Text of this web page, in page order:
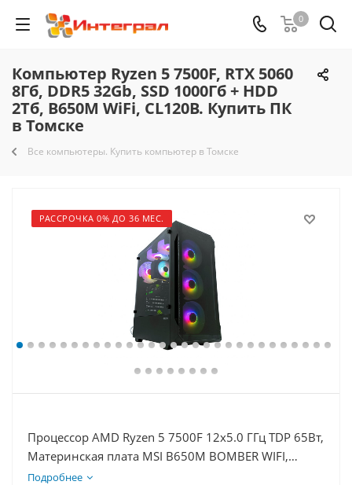
0
Компьютер Ryzen 5 7500F, RTX 5060
8Гб, DDR5 32Gb, SSD 1000Гб + HDD
2Тб, B650M WiFi, CL120B. Купить ПК
в Томске
Все компьютеры. Купить компьютер в Томске
РАССРОЧКА 0% ДО 36 МЕС.
Процессор AMD Ryzen 5 7500F 12x5.0 ГГц TDP 65Вт,
Материнская плата MSI B650M BOMBER WIFI,
Видеокарта RTX 5060 8Гб, Память DDR5 32Gb,
Подробнее